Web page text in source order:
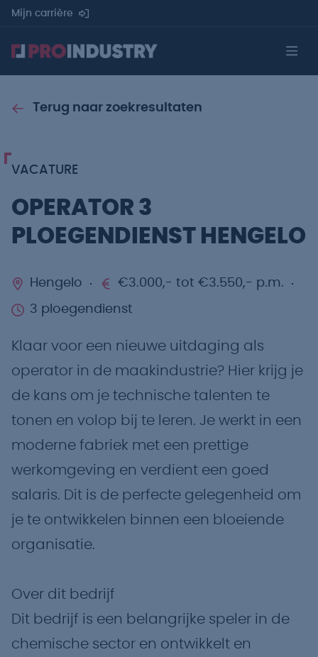
Mijn carrière
Terug naar zoekresultaten
VACATURE
OPERATOR 3
PLOEGENDIENST HENGELO
Hengelo €3.000,- tot €3.550,- p.m.
3 ploegendienst
Klaar voor een nieuwe uitdaging als
operator in de maakindustrie? Hier krijg je
de kans om je technische talenten te
tonen en volop bij te leren. Je werkt in een
moderne fabriek met een prettige
werkomgeving en verdient een goed
salaris. Dit is de perfecte gelegenheid om
je te ontwikkelen binnen een bloeiende
organisatie.
Over dit bedrijf
Dit bedrijf is een belangrijke speler in de
chemische sector en ontwikkelt en